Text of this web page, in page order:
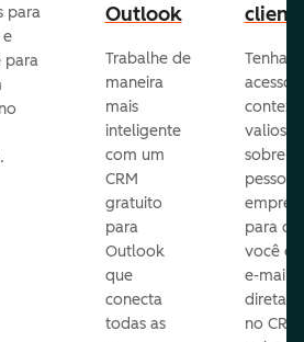
para
para
Outlook
Trabalhe de
maneira
mais
inteligente
com um
CRM
gratuito
para
Outlook
que
conecta
todas as
Tenha
acesso
valioso
sobre as
para
você
e-mails
no